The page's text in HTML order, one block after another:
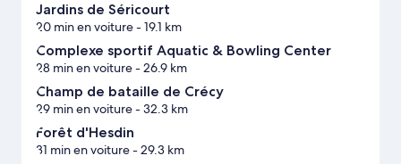
Jardins de Séricourt
20 min en voiture- 19.1 km
Complexe sportif Aquatic & Bowling Center
28 min en voiture- 26.9 km
Champ de bataille de Crécy
29 min en voiture- 32.3 km
Forêt d'Hesdin
31 min en voiture- 29.3 km